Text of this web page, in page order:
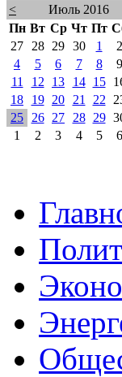
< Июль 2016
Пн Вт Ср Чт Пт
27
28 29 30 1 2
4
5 6 7 8 9
11
12 13 14 15
18
19 20 21 22
25
26 27 28 29
1
2 3 4 5 6